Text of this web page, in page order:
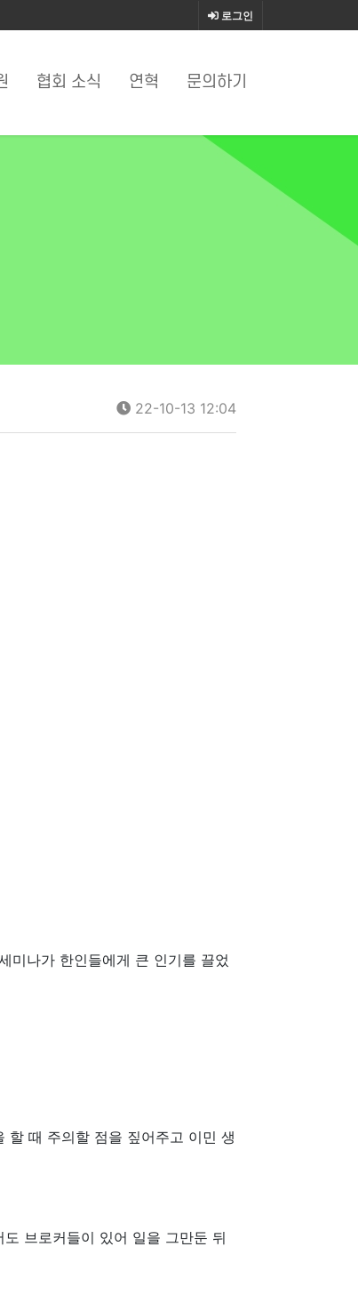
로그인
협회 소식 연혁 문의하기
22-10-13 12:04
미나가 한인들에게 큰 인기를 끌었
할 때 주의할 점을 짚어주고 이민 생
브로커들이 있어 일을 그만둔 뒤